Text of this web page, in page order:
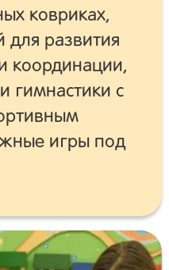
ковриках,
для развития
координации,
гимнастики с
игры под